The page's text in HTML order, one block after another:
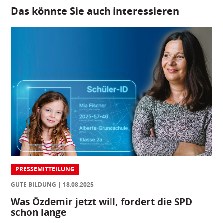
Das könnte Sie auch interessieren
PRESSEMITTEILUNG
GUTE BILDUNG
18.08.2025
Was Özdemir jetzt will, fordert die SPD
schon lange